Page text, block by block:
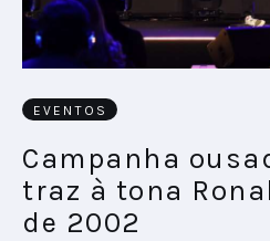
EVENTOS
Campanha
traz à tona
de 2002